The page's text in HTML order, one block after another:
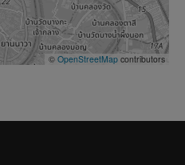
© OpenStreetMap contributors